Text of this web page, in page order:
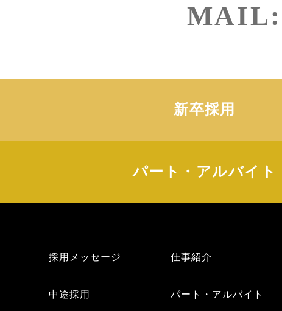
MAIL:
新卒採用
パート・アルバイト
採用メッセージ 仕事紹介
中途採用 パート・アルバイト